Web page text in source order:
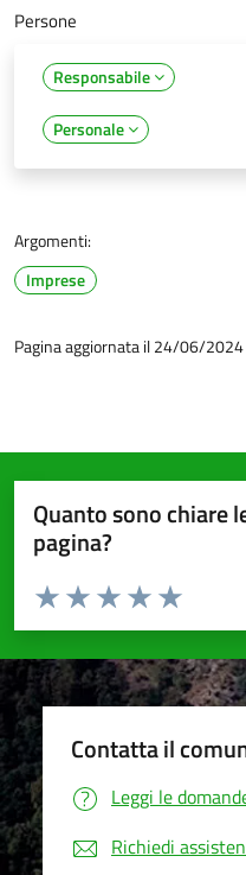
Persone
Responsabile
Personale
Argomenti:
Imprese
Pagina aggiornata il 24/06/2024
Quanto sono chiare
pagina?
Valuta da 1 a 5 stelle la pagina
Valuta 5
Valuta 4 stelle
Valuta 3 stelle su 5
Valuta 2 stelle su 5
Valuta 1 stelle su 5
Contatta il
Leggi le
Richiedi